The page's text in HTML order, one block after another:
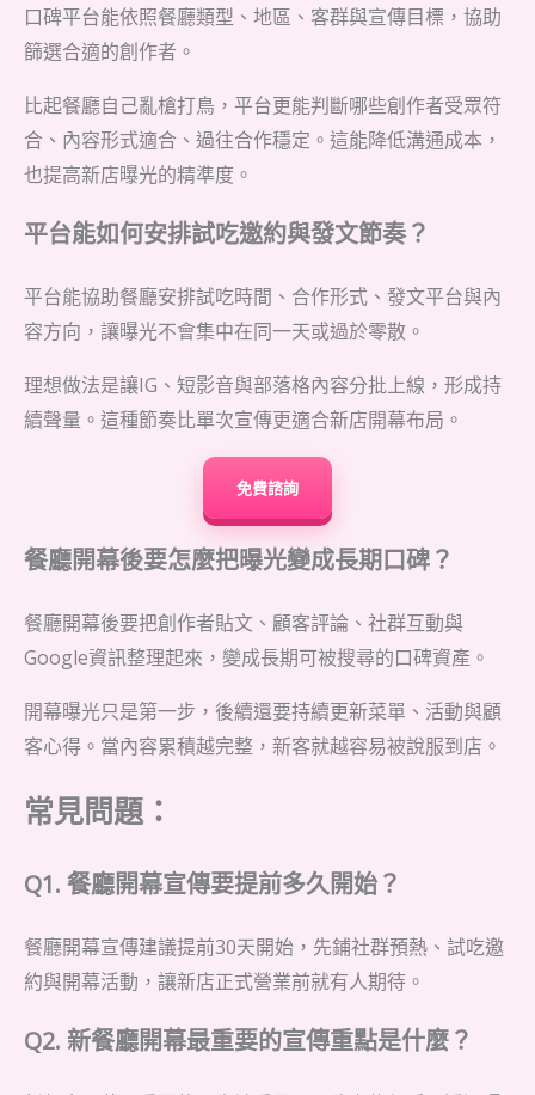
口碑平台能依照餐廳類型、地區、客群與宣傳目標，協助
篩選合適的創作者。
比起餐廳自己亂槍打鳥，平台更能判斷哪些創作者受眾符
合、內容形式適合、過往合作穩定。這能降低溝通成本，
也提高新店曝光的精準度。
平台能如何安排試吃邀約與發文節奏？
平台能協助餐廳安排試吃時間、合作形式、發文平台與內
容方向，讓曝光不會集中在同一天或過於零散。
理想做法是讓IG、短影音與部落格內容分批上線，形成持
續聲量。這種節奏比單次宣傳更適合新店開幕布局。
免費諮詢
餐廳開幕後要怎麼把曝光變成長期口碑？
餐廳開幕後要把創作者貼文、顧客評論、社群互動與
Google資訊整理起來，變成長期可被搜尋的口碑資產。
開幕曝光只是第一步，後續還要持續更新菜單、活動與顧
客心得。當內容累積越完整，新客就越容易被說服到店。
常見問題：
Q1. 餐廳開幕宣傳要提前多久開始？
餐廳開幕宣傳建議提前30天開始，先鋪社群預熱、試吃邀
約與開幕活動，讓新店正式營業前就有人期待。
Q2. 新餐廳開幕最重要的宣傳重點是什麼？